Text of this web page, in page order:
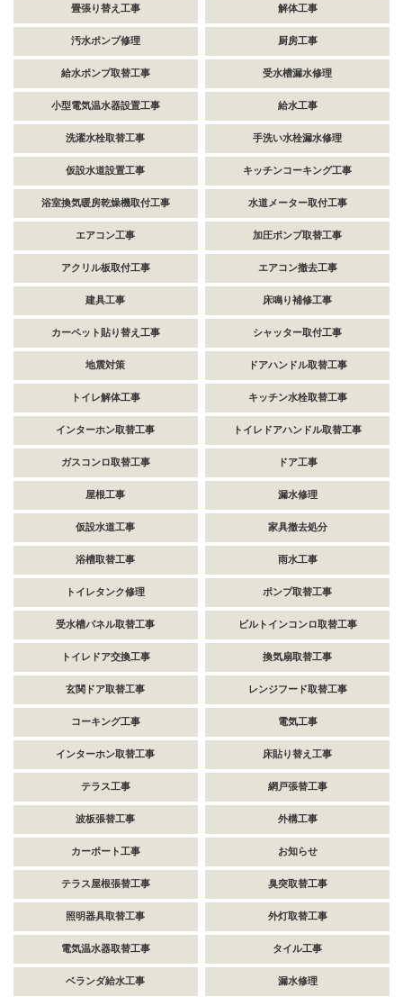
畳張り替え工事 解体工事
汚水ポンプ修理 厨房工事
給水ポンプ取替工事 受水槽漏水修理
小型電気温水器設置工事 給水工事
洗濯水栓取替工事 手洗い水栓漏水修理
仮設水道設置工事 キッチンコーキング工事
浴室換気暖房乾燥機取付工事 水道メーター取付工事
エアコン工事 加圧ポンプ取替工事
アクリル板取付工事 エアコン撤去工事
建具工事 床鳴り補修工事
カーペット貼り替え工事 シャッター取付工事
地震対策 ドアハンドル取替工事
トイレ解体工事 キッチン水栓取替工事
インターホン取替工事 トイレドアハンドル取替工事
ガスコンロ取替工事 ドア工事
屋根工事 漏水修理
仮設水道工事 家具撤去処分
浴槽取替工事 雨水工事
トイレタンク修理 ポンプ取替工事
受水槽パネル取替工事 ビルトインコンロ取替工事
トイレドア交換工事 換気扇取替工事
玄関ドア取替工事 レンジフード取替工事
コーキング工事 電気工事
インターホン取替工事 床貼り替え工事
テラス工事 網戸張替工事
波板張替工事 外構工事
カーポート工事 お知らせ
テラス屋根張替工事 臭突取替工事
照明器具取替工事 外灯取替工事
電気温水器取替工事 タイル工事
ベランダ給水工事 漏水修理